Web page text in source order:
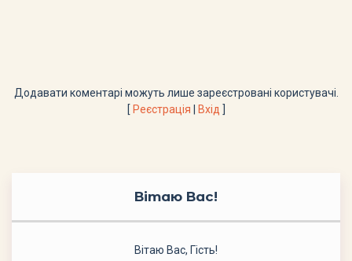
Додавати коментарі можуть лише зареєстровані користувачі.
[ Реєстрація Вхід
Вітаю Вас!
Вітаю Вас, Гість!